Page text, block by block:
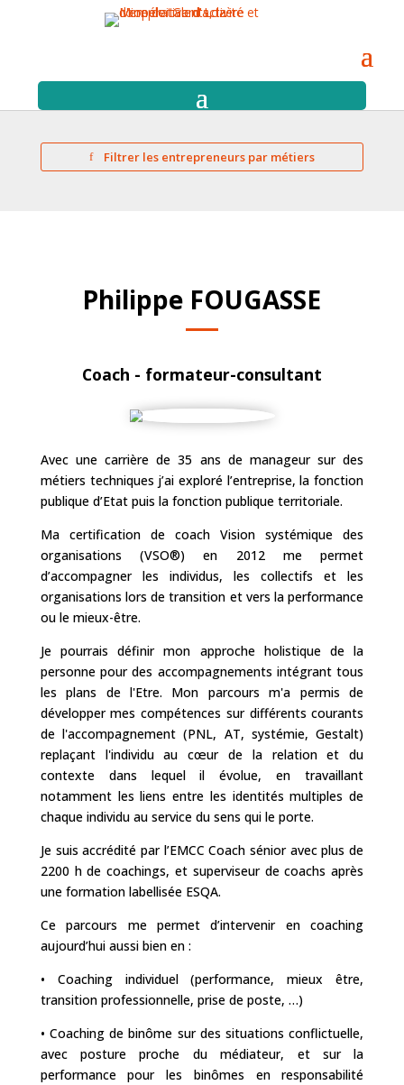
Filtrer les entrepreneurs par métiers
Philippe FOUGASSE
Coach - formateur-consultant
Avec une carrière de 35 ans de manageur sur des
métiers techniques j’ai exploré l’entreprise, la fonction
publique d’Etat puis la fonction publique territoriale.
Ma certification de coach Vision systémique des
organisations (VSO®) en 2012 me permet
d’accompagner les individus, les collectifs et les
organisations lors de transition et vers la performance
ou le mieux-être.
Je pourrais définir mon approche holistique de la
personne pour des accompagnements intégrant tous
les plans de l'Etre. Mon parcours m'a permis de
développer mes compétences sur différents courants
de l'accompagnement (PNL, AT, systémie, Gestalt)
replaçant l'individu au cœur de la relation et du
contexte dans lequel il évolue, en travaillant
notamment les liens entre les identités multiples de
chaque individu au service du sens qui le porte.
Je suis accrédité par l’EMCC Coach sénior avec plus de
2200 h de coachings, et superviseur de coachs après
une formation labellisée ESQA.
Ce parcours me permet d’intervenir en coaching
aujourd’hui aussi bien en :
• Coaching individuel (performance, mieux être,
transition professionnelle, prise de poste, …)
• Coaching de binôme sur des situations conflictuelle,
avec posture proche du médiateur, et sur la
performance pour les binômes en responsabilité